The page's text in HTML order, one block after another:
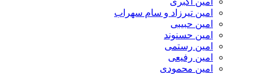
امین تیرزاد و سام سهراب
امین حبیبی
امین حسنوند
امین رستمی
امین رفیعی
امین محمودی